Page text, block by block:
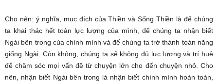
Cho nên: ý nghĩa, mục đích của Thiền và Sống Thiền là để chúng
ta khai thác hết toàn lực lượng của mình, để chúng ta nhận biết
Ngài bên trong của chính mình và để chúng ta trở thành toàn năng
giống Ngài. Còn không, chúng ta sẽ không đủ lực lượng và trí huệ
để chăm sóc mọi vấn đề từ chuyện lớn cho đến chuyện nhỏ. Cho
nên, nhận biết Ngài bên trong là nhận biết chính mình hoàn toàn,